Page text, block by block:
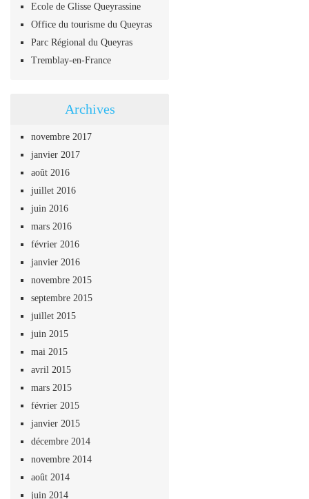
Ecole de Glisse Queyrassine
Office du tourisme du Queyras
Parc Régional du Queyras
Tremblay-en-France
Archives
novembre 2017
janvier 2017
août 2016
juillet 2016
juin 2016
mars 2016
février 2016
janvier 2016
novembre 2015
septembre 2015
juillet 2015
juin 2015
mai 2015
avril 2015
mars 2015
février 2015
janvier 2015
décembre 2014
novembre 2014
août 2014
juin 2014